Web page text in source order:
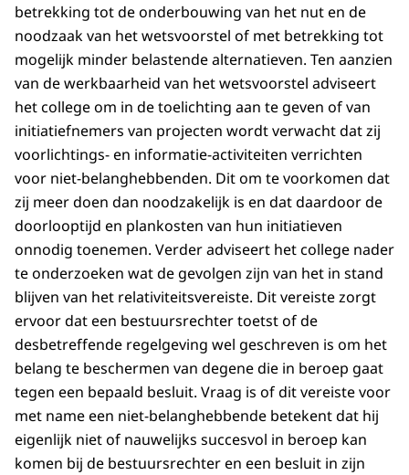
betrekking tot de onderbouwing van het nut en de
noodzaak van het wetsvoorstel of met betrekking tot
mogelijk minder belastende alternatieven. Ten aanzien
van de werkbaarheid van het wetsvoorstel adviseert
het college om in de toelichting aan te geven of van
initiatiefnemers van projecten wordt verwacht dat zij
voorlichtings- en informatie-activiteiten verrichten
voor niet-belanghebbenden. Dit om te voorkomen dat
zij meer doen dan noodzakelijk is en dat daardoor de
doorlooptijd en plankosten van hun initiatieven
onnodig toenemen. Verder adviseert het college nader
te onderzoeken wat de gevolgen zijn van het in stand
blijven van het relativiteitsvereiste. Dit vereiste zorgt
ervoor dat een bestuursrechter toetst of de
desbetreffende regelgeving wel geschreven is om het
belang te beschermen van degene die in beroep gaat
tegen een bepaald besluit. Vraag is of dit vereiste voor
met name een niet-belanghebbende betekent dat hij
eigenlijk niet of nauwelijks succesvol in beroep kan
komen bij de bestuursrechter en een besluit in zijn